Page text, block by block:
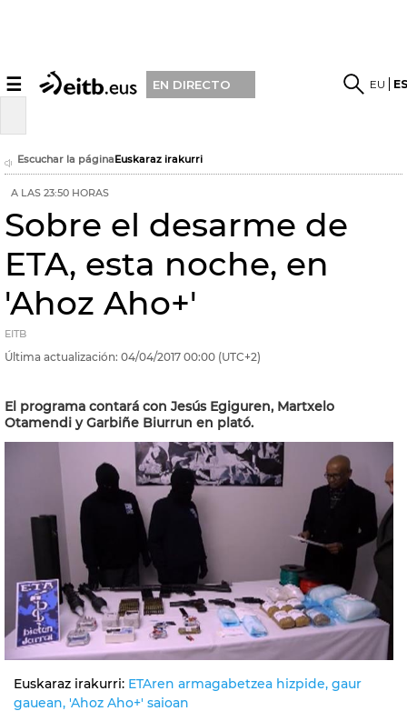
☰ EN DIRECTO EU
Escuchar la páginaEuskaraz irakurri
A LAS 23:50 HORAS
Sobre el desarme de
ETA, esta noche, en
'Ahoz Aho+'
EITB
Última actualización: 04/04/2017 00:00 (UTC+2)
El programa contará con Jesús Egiguren, Martxelo
Otamendi y Garbiñe Biurrun en plató.
Euskaraz irakurri: ETAren armagabetzea hizpide, gaur
gauean, 'Ahoz Aho+' saioan